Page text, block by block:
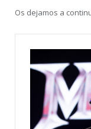
Os dejamos a